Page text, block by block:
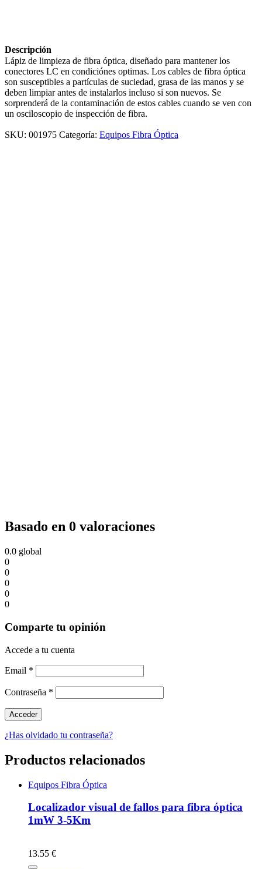
Descripción
Lápiz de limpieza de fibra óptica, diseñado para mantener los
conectores LC en condiciónes optimas. Los cables de fibra óptica
son susceptibles a partículas de suciedad, grasa de las manos y se
deben limpiar antes de instalarlos incluso si son nuevos. Se
sorprenderá de la contaminación de estos cables cuando se ven con
un osciloscopio de inspección de fibra.
SKU: 001975 Categoría: Equipos Fibra Óptica
Basado en 0 valoraciones
0.0 global
0
0
0
0
0
Comparte tu opinión
Accede a tu cuenta
Email *
Contraseña *
¿Has olvidado tu contraseña?
Productos relacionados
Equipos Fibra Óptica
Localizador visual de fallos para fibra óptica
1mW 3-5Km
13.55 €